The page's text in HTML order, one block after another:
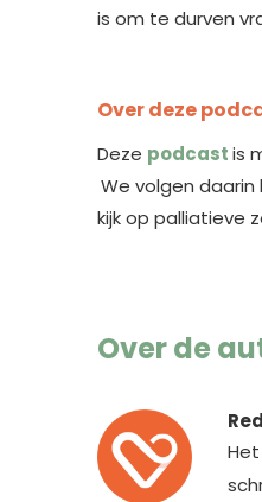
is om te durven
Over deze
Deze podcastis
We volgen
kijk op palliatieve
Over de